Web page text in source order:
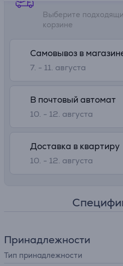
Выберите
корзине
Самовывоз в
7. - 11. августа
В почтовый автомат
10. - 12. августа
Доставка в квартиру
10. - 12. августа
Принадлежности
Тип принадлежности